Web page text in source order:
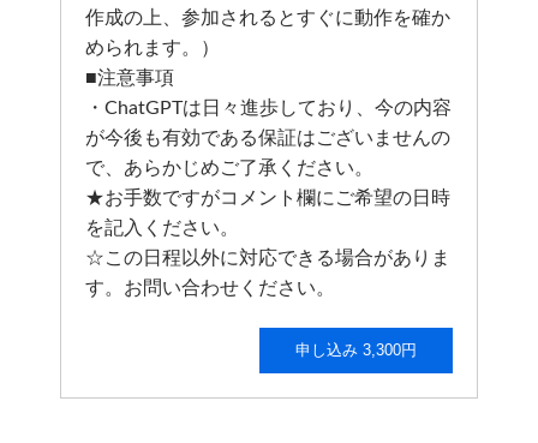
作成の上、参加されるとすぐに動作を確か
められます。）
■注意事項
・ChatGPTは日々進歩しており、今の内容
が今後も有効である保証はございませんの
で、あらかじめご了承ください。
★お手数ですがコメント欄にご希望の日時
を記入ください。
☆この日程以外に対応できる場合がありま
す。お問い合わせください。
申し込み 3,300円